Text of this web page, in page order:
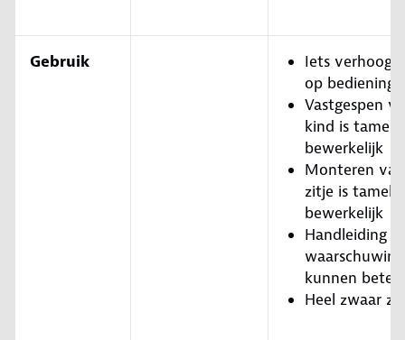
Gebruik
Iets
op
Vastgespen
kind is
bewerkelijk
Monteren
zitje is
bewerkelijk
Handleiding
kunnen beter
Heel zwaar